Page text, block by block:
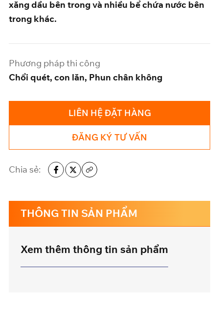
xăng dầu bên trong và nhiều bể chứa nước bên
trong khác.
Phương pháp thi công
Chổi quét, con lăn, Phun chân không
LIÊN HỆ ĐẶT HÀNG
ĐĂNG KÝ TƯ VẤN
Chia sẻ:
THÔNG TIN SẢN PHẨM
Xem thêm thông tin sản phẩm